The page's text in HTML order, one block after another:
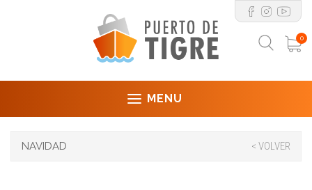
0
MENU
NAVIDAD < VOLVER